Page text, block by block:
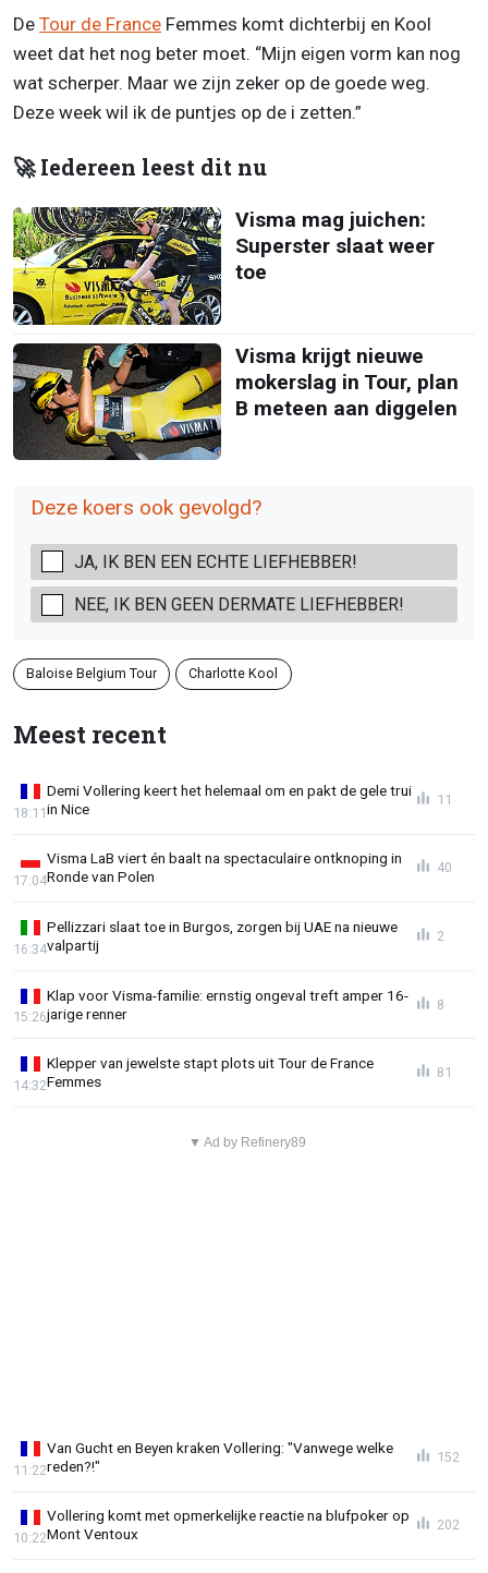
De Tour de France Femmes komt dichterbij en Kool
weet dat het nog beter moet. “Mijn eigen vorm kan nog
wat scherper. Maar we zijn zeker op de goede weg.
Deze week wil ik de puntjes op de i zetten.”
🚀 Iedereen leest dit nu
Visma mag juichen:
Superster slaat weer
toe
Visma krijgt nieuwe
mokerslag in Tour, plan
B meteen aan diggelen
Deze koers ook gevolgd?
JA, IK BEN EEN ECHTE LIEFHEBBER!
NEE, IK BEN GEEN DERMATE LIEFHEBBER!
Baloise Belgium Tour Charlotte Kool
Meest recent
Demi Vollering keert het helemaal om en pakt de gele trui
in Nice
18:11
11
Visma LaB viert én baalt na spectaculaire ontknoping in
Ronde van Polen
17:04
40
Pellizzari slaat toe in Burgos, zorgen bij UAE na nieuwe
valpartij
16:34
2
Klap voor Visma-familie: ernstig ongeval treft amper 16-
jarige renner
15:26
8
Klepper van jewelste stapt plots uit Tour de France
Femmes
14:32
81
▼ Ad by Refinery89
Van Gucht en Beyen kraken Vollering: "Vanwege welke
reden?!"
11:22
152
Vollering komt met opmerkelijke reactie na blufpoker op
Mont Ventoux
10:22
202